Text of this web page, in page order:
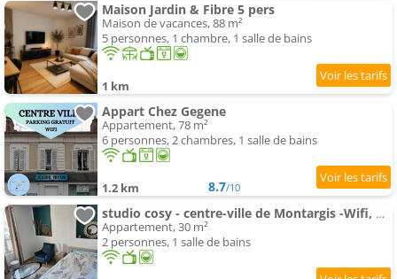
Maison Jardin & Fibre 5 pers
Maison de vacances, 88 m²
5 personnes, 1 chambre, 1 salle de bains
1 km
Appart Chez Gegene
Appartement, 78 m²
6 personnes, 2 chambres, 1 salle de bains
1.2 km 8.7/10
studio cosy - centre-ville de Montargis -Wifi, Netflix
Appartement, 30 m²
2 personnes, 1 salle de bains